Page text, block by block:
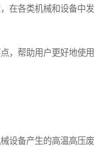
在各类机械和设备中发
，帮助用户更好地使用
设备产生的高温高压废